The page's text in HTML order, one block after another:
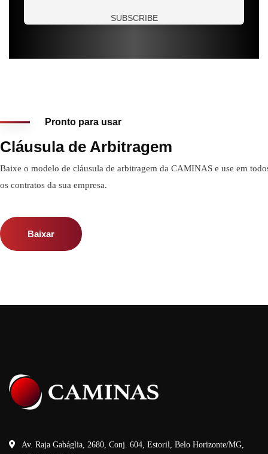
Pronto para usar
Cláusula de Arbitragem
Baixe o modelo de cláusula de arbitragem da CAMINAS e use em
os contratos da sua empresa.
Baixar
Av. Raja Gabáglia, 2680, Conj. 604, Estoril, Belo Horizonte/MG,